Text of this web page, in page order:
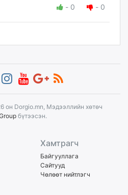
- 0 - 0
он Dorgio.mn, Мэдээллийн хөтөч
бүтээсэн.
Хамтрагч
Байгууллага
Сайтууд
Чөлөөт нийтлэгч